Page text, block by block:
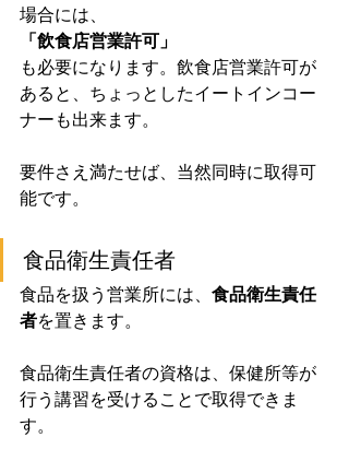
場合には、
「飲食店営業許可」
も必要になります。飲食店営業許可が
あると、ちょっとしたイートインコー
ナーも出来ます。
要件さえ満たせば、当然同時に取得可
能です。
食品衛生責任者
食品を扱う営業所には、 食品衛生責任
者を置きます。
食品衛生責任者の資格は、保健所等が
行う講習を受けることで取得できま
す。